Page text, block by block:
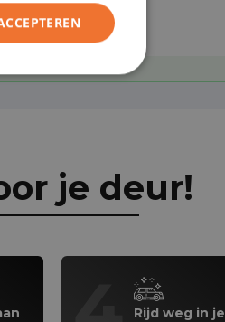
je deur!
Rijd weg in je